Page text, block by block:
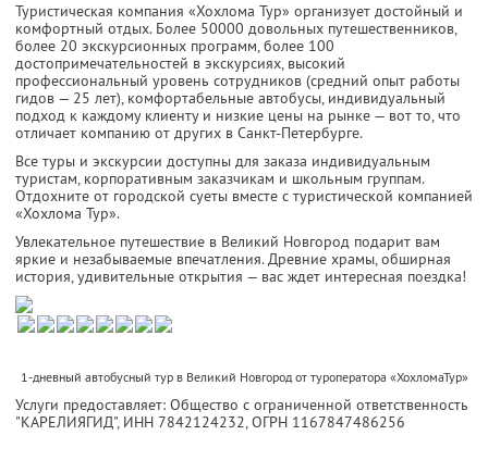
Туристическая компания «Хохлома Тур» организует достойный и
комфортный отдых. Более 50000 довольных путешественников,
более 20 экскурсионных программ, более 100
достопримечательностей в экскурсиях, высокий
профессиональный уровень сотрудников (средний опыт работы
гидов — 25 лет), комфортабельные автобусы, индивидуальный
подход к каждому клиенту и низкие цены на рынке — вот то, что
отличает компанию от других в Санкт-Петербурге.
Все туры и экскурсии доступны для заказа индивидуальным
туристам, корпоративным заказчикам и школьным группам.
Отдохните от городской суеты вместе с туристической компанией
«Хохлома Тур».
Увлекательное путешествие в Великий Новгород подарит вам
яркие и незабываемые впечатления. Древние храмы, обширная
история, удивительные открытия — вас ждет интересная поездка!
1-дневный автобусный тур в Великий Новгород от туроператора «ХохломаТур»
Услуги предоставляет: Общество с ограниченной ответственность
"КАРЕЛИЯГИД", ИНН 7842124232, ОГРН 1167847486256